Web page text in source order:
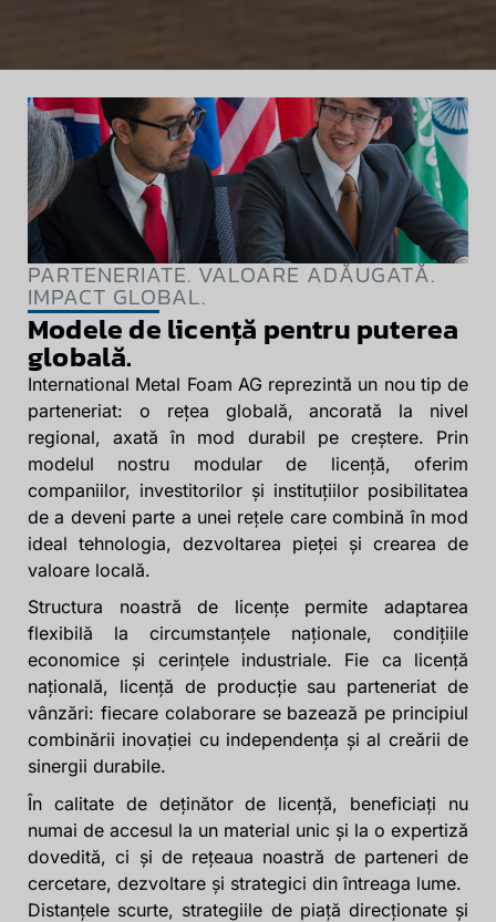
PARTENERIATE. VALOARE ADĂUGATĂ.
IMPACT GLOBAL.
Modele de licență pentru puterea
globală.
International Metal Foam AG reprezintă un nou tip de
parteneriat: o rețea globală, ancorată la nivel
regional, axată în mod durabil pe creștere. Prin
modelul nostru modular de licență, oferim
companiilor, investitorilor și instituțiilor posibilitatea
de a deveni parte a unei rețele care combină în mod
ideal tehnologia, dezvoltarea pieței și crearea de
valoare locală.
Structura noastră de licențe permite adaptarea
flexibilă la circumstanțele naționale, condițiile
economice și cerințele industriale. Fie ca licență
națională, licență de producție sau parteneriat de
vânzări: fiecare colaborare se bazează pe principiul
combinării inovației cu independența și al creării de
sinergii durabile.
În calitate de deținător de licență, beneficiați nu
numai de accesul la un material unic și la o expertiză
dovedită, ci și de rețeaua noastră de parteneri de
cercetare, dezvoltare și strategici din întreaga lume.
Distanțele scurte, strategiile de piață direcționate și